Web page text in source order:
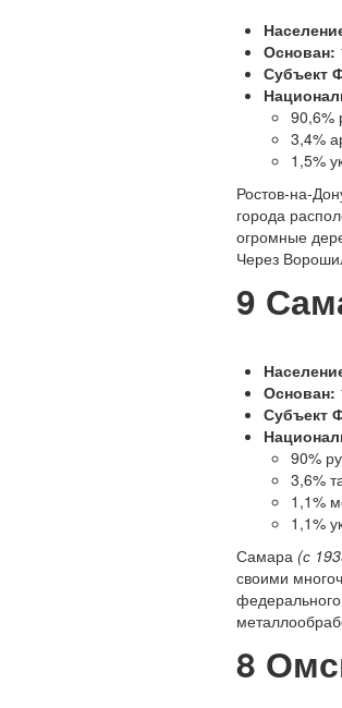
Основан:
Субъект
90,6%
3,4%
1,5%
Ростов-на-
города
огромные
Через
9
Основан:
Субъект
90%
3,6%
1,1%
1,1%
Самара (с
своими
8